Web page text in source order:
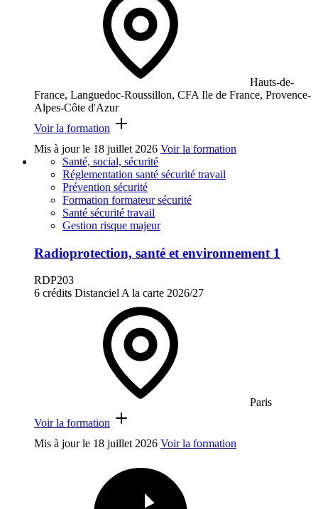
Hauts-de-
France, Languedoc-Roussillon, CFA Ile de France, Provence-
Alpes-Côte d'Azur
Voir la formation
Mis à jour le 18 juillet 2026 Voir la formation
Santé, social, sécurité
Réglementation santé sécurité travail
Prévention sécurité
Formation formateur sécurité
Santé sécurité travail
Gestion risque majeur
Radioprotection, santé et environnement 1
RDP203
6 crédits DistancielA la carte 2026/27
Paris
Voir la formation
Mis à jour le 18 juillet 2026 Voir la formation